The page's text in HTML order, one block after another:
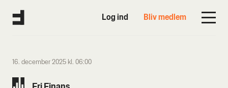
Log ind Bliv medlem
16. december 2025 kl. 06:00